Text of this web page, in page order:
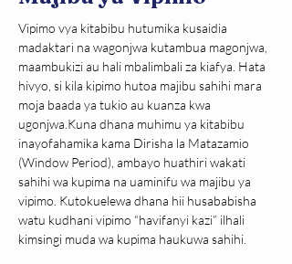
Vipimo vya kitabibu hutumika kusaidia
madaktari na wagonjwa kutambua magonjwa,
maambukizi au hali mbalimbali za kiafya. Hata
hivyo, si kila kipimo hutoa majibu sahihi mara
moja baada ya tukio au kuanza kwa
ugonjwa.Kuna dhana muhimu ya kitabibu
inayofahamika kama Dirisha la Matazamio
(Window Period), ambayo huathiri wakati
sahihi wa kupima na uaminifu wa majibu ya
vipimo. Kutokuelewa dhana hii husababisha
watu kudhani vipimo “havifanyi kazi” ilhali
kimsingi muda wa kupima haukuwa sahihi.